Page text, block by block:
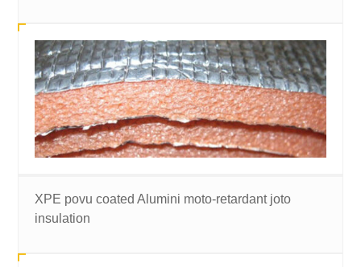
XPE povu coated Alumini moto-retardant joto
insulation